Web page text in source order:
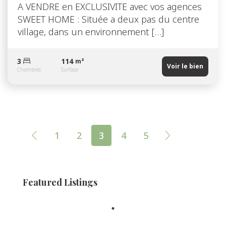
A VENDRE en EXCLUSIVITE avec vos agences
SWEET HOME : Située a deux pas du centre
village, dans un environnement […]
3
Chambres
114 m²
Surface Voir le bien
1 2 3 4 5
Featured Listings